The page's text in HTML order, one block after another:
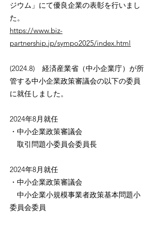
ジウム」にて優良企業の表彰を行いまし
た。
https://www.biz-
partnership.jp/sympo2025/index.html
(2024.8) 経済産業省（中小企業庁）が所
管する中小企業政策審議会の以下の委員
に就任しました。
2024年8月就任
・中小企業政策審議会
取引問題小委員会委員長
2024年8月就任
・中小企業政策審議会
中小企業小規模事業者政策基本問題小
委員会委員